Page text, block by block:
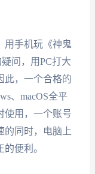
用手机玩《神鬼
问，用PC打大
此，一个合格的
、macOS全平
使用，一个账号
的同时，电脑上
便利。